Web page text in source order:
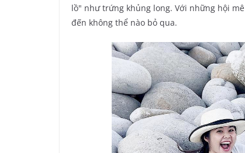
lồ" như trứng khủng long. Với những hội
đến không thể nào bỏ qua.